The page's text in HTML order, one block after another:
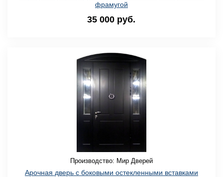
фрамугой
35 000 руб.
Производство: Мир Дверей
Арочная дверь с боковыми остекленными вставками